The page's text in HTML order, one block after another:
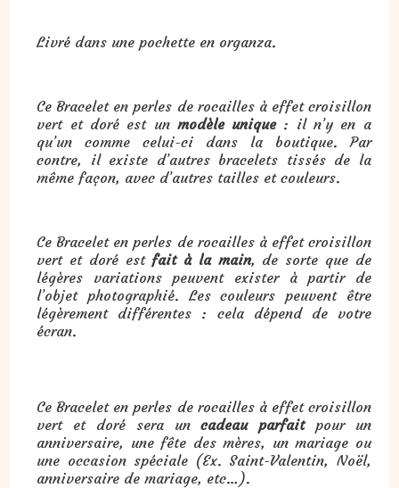
Livré dans une pochette en organza.
Ce Bracelet en perles de rocailles à effet croisillon
vert et doré est un modèle unique: il n’y en a
qu’un comme celui-ci dans la boutique. Par
contre, il existe d’autres bracelets tissés de la
même façon, avec d’autres tailles et couleurs.
Ce Bracelet en perles de rocailles à effet croisillon
vert et doré est fait à la main, de sorte que de
légères variations peuvent exister à partir de
l’objet photographié. Les couleurs peuvent être
légèrement différentes : cela dépend de votre
écran.
Ce Bracelet en perles de rocailles à effet croisillon
vert et doré sera uncadeau parfaitpour un
anniversaire, une fête des mères, un mariage ou
une occasion spéciale (Ex. Saint-Valentin, Noël,
anniversaire de mariage, etc…).